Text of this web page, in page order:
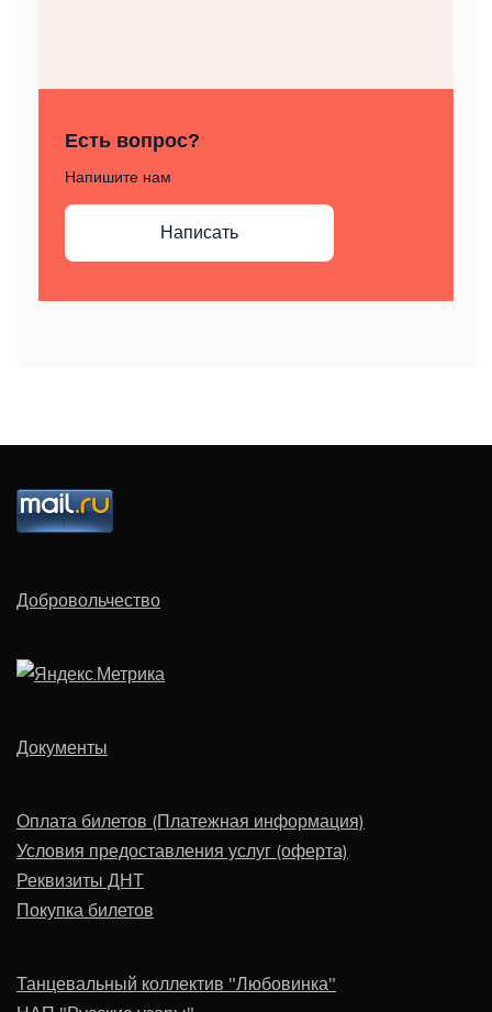
Есть вопрос?
Напишите нам
Написать
Добровольчество
Документы
Оплата билетов (Платежная информация)
Условия предоставления услуг (оферта)
Реквизиты ДНТ
Покупка билетов
Танцевальный коллектив "Любовинка"